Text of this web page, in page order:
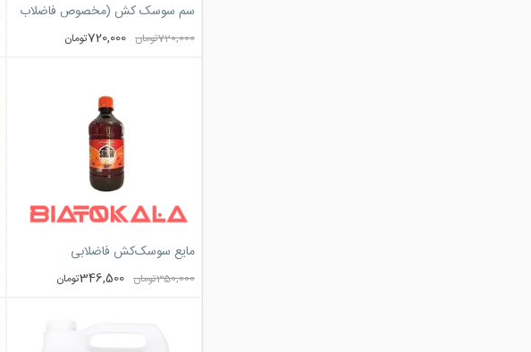
سم سوسک کش (مخصوص فاضلاب
بودار)
720,000تومان 720,000تومان
مایع سوسک‌کش فاضلابی
350,000تومان 346,500تومان